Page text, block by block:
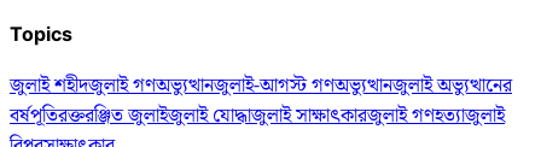
Topics
জুলাই শহীদজুলাই গণঅভ্যুত্থানজুলাই-আগস্ট গণঅভ্যুত্থানজুলাই অভ্যুত্থানের
বর্ষপূতিরক্তরঞ্জিত জুলাইজুলাই যোদ্ধাজুলাই সাক্ষাৎকারজুলাই গণহত্যাজুলাই